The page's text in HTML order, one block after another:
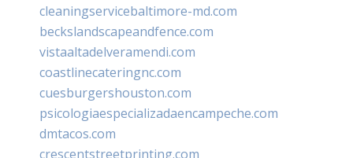
cleaningservicebaltimore-md.com
beckslandscapeandfence.com
vistaaltadelveramendi.com
coastlinecateringnc.com
cuesburgershouston.com
psicologiaespecializadaencampeche.com
dmtacos.com
crescentstreetprinting.com